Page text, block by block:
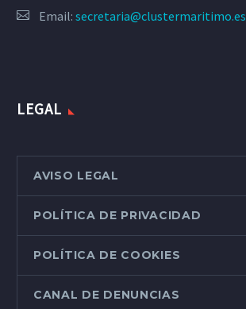
Email: secretaria@clustermaritimo.es
LEGAL
AVISO LEGAL
POLÍTICA DE PRIVACIDAD
POLÍTICA DE COOKIES
CANAL DE DENUNCIAS